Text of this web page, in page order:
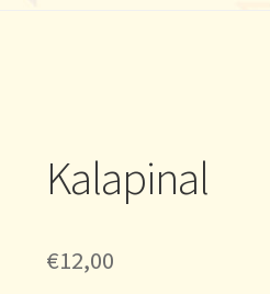
Kalapinal
€12,00